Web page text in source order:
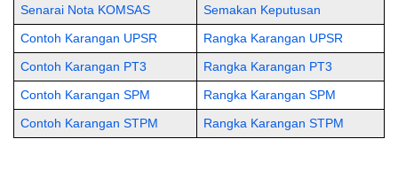
Senarai Nota KOMSAS Semakan Keputusan
Contoh Karangan UPSR Rangka Karangan UPSR
Contoh Karangan PT3 Rangka Karangan PT3
Contoh Karangan SPM Rangka Karangan SPM
Contoh Karangan STPM Rangka Karangan STPM